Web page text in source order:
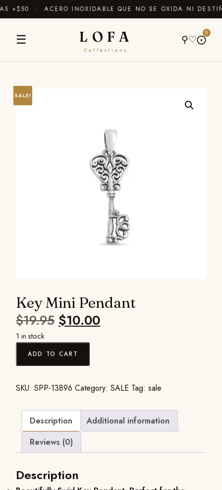
+$50 · ACERO INOXIDABLE QUE NO SE OXIDA NI
☰ LOFA
Collections
⚲♡⨀
0
SALE!
Key Mini Pendant
$19.95 $10.00
1 in stock
ADD TO CART
SKU: SPP-13896 Category: SALE Tag: sale
Description
Additional information
Reviews (0)
Description